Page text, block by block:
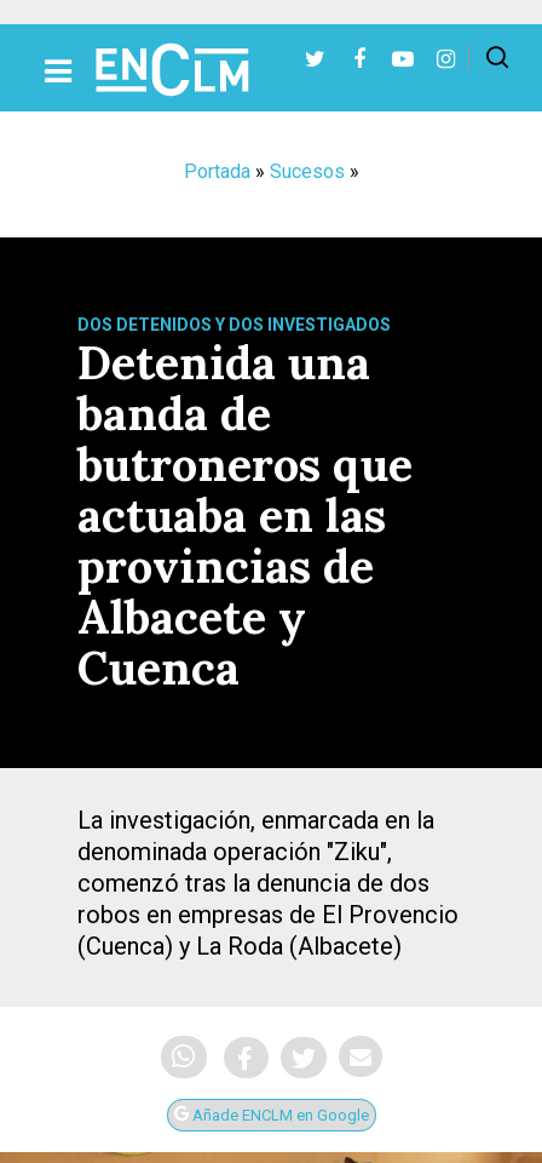
Portada» Sucesos »
DOS DETENIDOS Y DOS INVESTIGADOS
Detenida una
banda de
butroneros que
actuaba en las
provincias de
Albacete y
Cuenca
La investigación, enmarcada en la
denominada operación "Ziku",
comenzó tras la denuncia de dos
robos en empresas de El Provencio
(Cuenca) y La Roda (Albacete)
Añade ENCLM en Google